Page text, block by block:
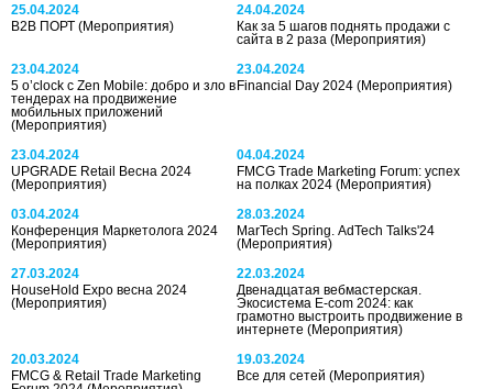
25.04.2024
B2B ПОРТ (Мероприятия)
24.04.2024
Как за 5 шагов поднять продажи с
сайта в 2 раза(Мероприятия)
23.04.2024
5 o’clock с Zen Mobile: добро и зло в
тендерах на продвижение
мобильных приложений
(Мероприятия)
23.04.2024
Financial Day 2024(Мероприятия)
23.04.2024
UPGRADE Retail Весна 2024
(Мероприятия)
04.04.2024
FMCG Trade Marketing Forum: успех
на полках 2024(Мероприятия)
03.04.2024
Конференция Маркетолога 2024
(Мероприятия)
28.03.2024
MarTech Spring. AdTech Talks'24
(Мероприятия)
27.03.2024
HouseHold Expo весна 2024
(Мероприятия)
22.03.2024
Двенадцатая вебмастерская.
Экосистема E-com 2024: как
грамотно выстроить продвижение в
интернете(Мероприятия)
20.03.2024
FMCG & Retail Trade Marketing
19.03.2024
Все для сетей(Мероприятия)